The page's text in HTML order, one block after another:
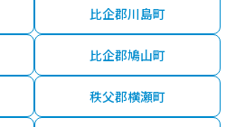
比企郡川島町
比企郡鳩山町
秩父郡横瀬町